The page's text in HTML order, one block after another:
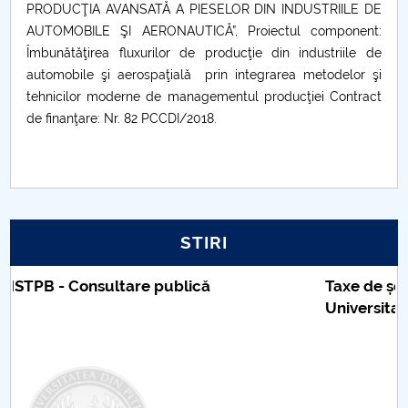
PRODUCŢIA AVANSATĂ A PIESELOR DIN INDUSTRIILE DE
AUTOMOBILE ŞI AERONAUTICĂ”, Proiectul component:
Îmbunătăţirea fluxurilor de producţie din industriile de
automobile şi aerospaţială prin integrarea metodelor şi
tehnicilor moderne de managementul producţiei Contract
de finanţare: Nr. 82 PCCDI/2018.
STIRI
Taxe de școlarizare indexate – Centrul